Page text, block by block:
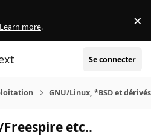
Learn more. ×
Se connecter
GNU/Linux, *BSD et
etc..